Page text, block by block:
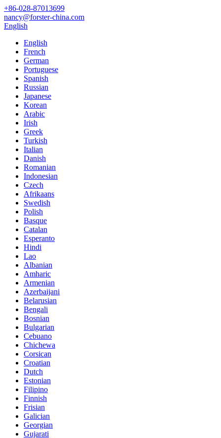
‎+86-028-87013699‎
nancy@forster-china.com
English
English
French
German
Portuguese
Spanish
Russian
Japanese
Korean
Arabic
Irish
Greek
Turkish
Italian
Danish
Romanian
Indonesian
Czech
Afrikaans
Swedish
Polish
Basque
Catalan
Esperanto
Hindi
Lao
Albanian
Amharic
Armenian
Azerbaijani
Belarusian
Bengali
Bosnian
Bulgarian
Cebuano
Chichewa
Corsican
Croatian
Dutch
Estonian
Filipino
Finnish
Frisian
Galician
Georgian
Gujarati